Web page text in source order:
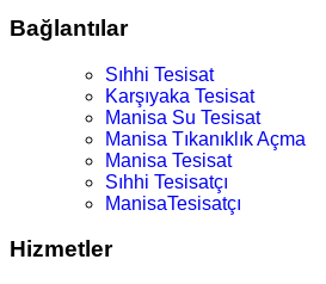
Bağlantılar
Sıhhi Tesisat
Karşıyaka Tesisat
Manisa Su Tesisat
Manisa Tıkanıklık Açma
Manisa Tesisat
Sıhhi Tesisatçı
ManisaTesisatçı
Hizmetler